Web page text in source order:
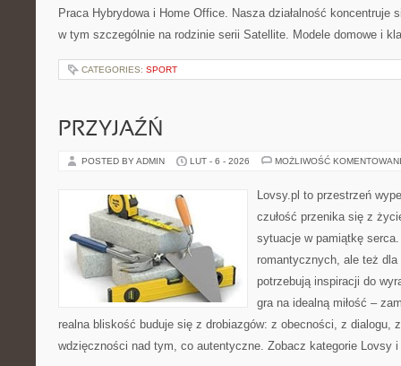
Praca Hybrydowa i Home Office. Nasza działalność koncentruje
w tym szczególnie na rodzinie serii Satellite. Modele domowe i
CATEGORIES: SPORT
PRZYJAŹŃ
POSTED BY ADMIN LUT - 6 - 2026 MOŻLIWOŚĆ
Lovsy.pl to przestrzeń
czułość przenika się z
sytuacje w pamiątkę
romantycznych, ale też
potrzebują inspiracji do
gra na idealną miłość –
realna bliskość buduje się z drobiazgów: z obecności, z dialogu,
wdzięczności nad tym, co autentyczne. Zobacz kategorie Lovsy